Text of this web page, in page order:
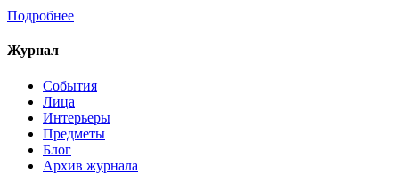
Подробнее
Журнал
События
Лица
Интерьеры
Предметы
Блог
Архив журнала